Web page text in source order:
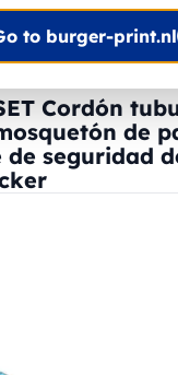
to burger-print.nl
impresión DTF
Cordón
de
de seguridad